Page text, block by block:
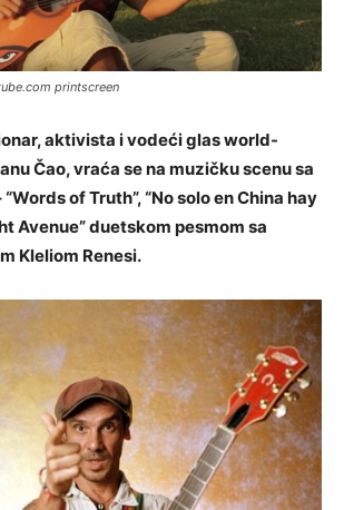
printscreen
aktivista i vodeći glas world-
Čao, vraća se na muzičku scenu sa
of Truth”, “No solo en China hay
Avenue” duetskom pesmom sa
Kleliom Renesi.